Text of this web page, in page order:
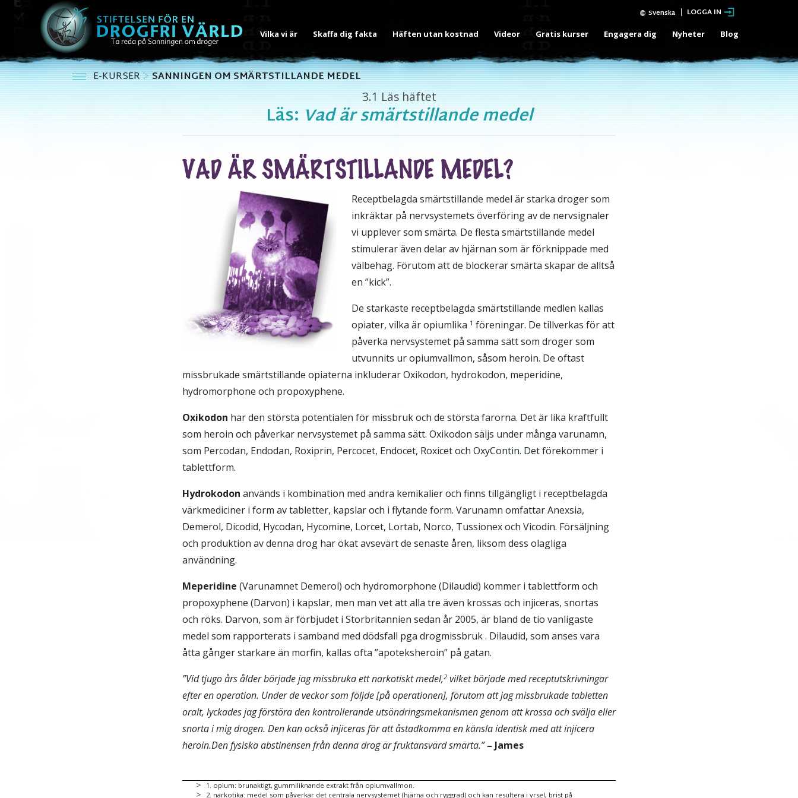
Svenska LOGGA IN
Vilka vi är Skaffa dig fakta Häften utan kostnad Videor Gratis kurser Engagera dig Nyheter Blog
E-KURSER SANNINGEN OM SMÄRTSTILLANDE MEDEL
3.1 Läs häftet
Läs: Vad är smärtstillande medel
VAD ÄR SMÄRTSTILLANDE MEDEL?
Receptbelagda smärtstillande medel är starka droger som
inkräktar på nervsystemets överföring av de nervsignaler
vi upplever som smärta. De flesta smärtstillande medel
stimulerar även delar av hjärnan som är förknippade med
välbehag. Förutom att de blockerar smärta skapar de alltså
en ”kick”.
De starkaste receptbelagda smärtstillande medlen kallas
opiater, vilka är opiumlika 1 föreningar. De tillverkas för att
påverka nervsystemet på samma sätt som droger som
utvunnits ur opiumvallmon, såsom heroin. De oftast
missbrukade smärtstillande opiaterna inkluderar Oxikodon, hydrokodon, meperidine,
hydromorphone och propoxyphene.
Oxikodon har den största potentialen för missbruk och de största farorna. Det är lika kraftfullt
som heroin och påverkar nervsystemet på samma sätt. Oxikodon säljs under många varunamn,
som Percodan, Endodan, Roxiprin, Percocet, Endocet, Roxicet och OxyContin. Det förekommer i
tablettform.
Hydrokodon används i kombination med andra kemikalier och finns tillgängligt i receptbelagda
värkmediciner i form av tabletter, kapslar och i flytande form. Varunamn omfattar Anexsia,
Demerol, Dicodid, Hycodan, Hycomine, Lorcet, Lortab, Norco, Tussionex och Vicodin. Försäljning
och produktion av denna drog har ökat avsevärt de senaste åren, liksom dess olagliga
användning.
Meperidine (Varunamnet Demerol) och hydromorphone (Dilaudid) kommer i tablettform och
propoxyphene (Darvon) i kapslar, men man vet att alla tre även krossas och injiceras, snortas
och röks. Darvon, som är förbjudet i Storbritannien sedan år 2005, är bland de tio vanligaste
medel som rapporterats i samband med dödsfall pga drogmissbruk . Dilaudid, som anses vara
åtta gånger starkare än morfin, kallas ofta ”apoteksheroin” på gatan.
”Vid tjugo års ålder började jag missbruka ett narkotiskt medel,2 vilket började med receptutskrivningar
efter en operation. Under de veckor som följde [på operationen], förutom att jag missbrukade tabletten
oralt, lyckades jag förstöra den kontrollerande utsöndringsmekanismen genom att krossa och svälja eller
snorta i mig drogen. Den kan också injiceras för att åstadkomma en känsla identisk med att injicera
heroin.Den fysiska abstinensen från denna drog är fruktansvärd smärta.”– James
1 opium: brunaktigt, gummiliknande extrakt från opiumvallmon.
2 narkotika: medel som påverkar det centrala nervsystemet (hjärna och ryggrad) och kan resultera i yrsel, brist på